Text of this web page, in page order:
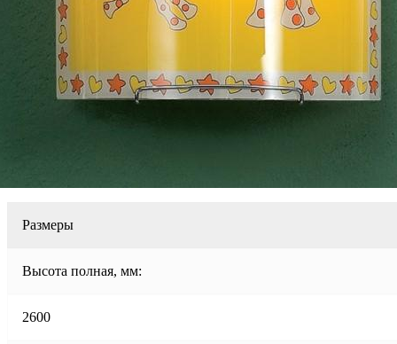
Размеры
Высота полная, мм:
2600